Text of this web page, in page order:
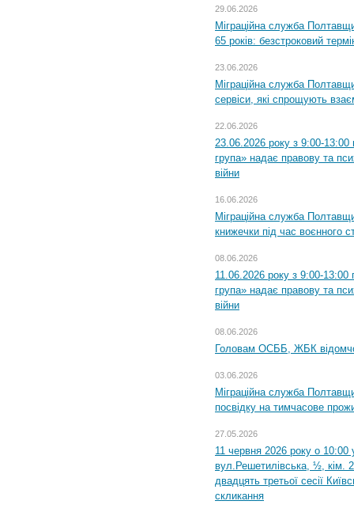
29.06.2026
Міграційна служба
65 років: безстроковий
23.06.2026
Міграційна служба
сервіси, які спрощують
22.06.2026
23.06.2026 року з 9:00-13:00
група» надає правову та
війни
16.06.2026
Міграційна служба
книжечки під час воєнного
08.06.2026
11.06.2026 року з 9:00-13:00
група» надає правову та
війни
08.06.2026
Головам ОСББ, ЖБК
03.06.2026
Міграційна служба
посвідку на тимчасове
27.05.2026
11 червня 2026 року о 10:00
вул.Решетилівська, ½, кім.
двадцять третьої сесії
скликання